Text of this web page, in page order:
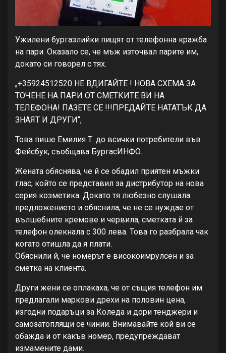
Ужилени бургазлийки пищят от телефонна кражба
на пари. Оказало се, че мъж източвал парите им,
докато си говорел с тях.
„+35924512520 НЕ ВДИГАЙТЕ ! НОВА СХЕМА ЗА
ТОЧЕНЕ НА ПАРИ ОТ СМЕТКИТЕ ВИ НА
ТЕЛЕФОНА! ПАЗЕТЕ СЕ !!!ПРЕДАЙТЕ НАТАТЪК ДА
ЗНАЯТ И ДРУГИ“,
Това пише Емилия Т. до всички потребители във
Фейсбук, съобщава БургасИНФО.
Жената обяснява, че й се обадил приятен мъжки
глас, който се представил за дистрибутор на нова
серия козметика. Докато тя любезно слушала
предложението и обяснила, че не се нуждае от
вълшебните кремове и червила, сметката й за
телефон олекнала с 300 лева. Това го разбрала чак
когато отишла да я плати.
Обяснили й, че номерът е високоимрулсен и за
сметка на клиента.
Други жени се оплакаха, че от същия телефон им
предлагали маркови дрехи на половин цена,
изгодни подаръци за Коледа и дори тенджери и
самозатоплящи се чинии. Внимавайте кой ви се
обажда и от какъв номер, предупреждават
измамените дами.